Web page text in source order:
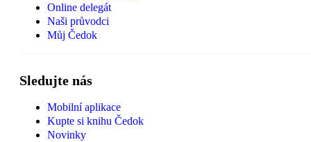
Online delegát
Naši průvodci
Můj Čedok
Sledujte nás
Mobilní aplikace
Kupte si knihu Čedok
Novinky